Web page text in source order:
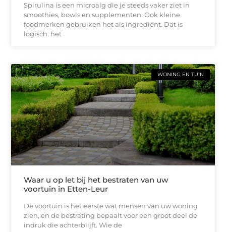
Spirulina is een microalg die je steeds vaker ziet in
smoothies, bowls en supplementen. Ook kleine
foodmerken gebruiken het als ingrediënt. Dat is
logisch: het
WONING EN TUIN
Waar u op let bij het bestraten van uw
voortuin in Etten-Leur
De voortuin is het eerste wat mensen van uw woning
zien, en de bestrating bepaalt voor een groot deel de
indruk die achterblijft. Wie de